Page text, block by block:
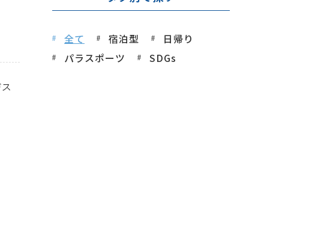
全て 宿泊型
日帰り
パラスポーツ
SDGs